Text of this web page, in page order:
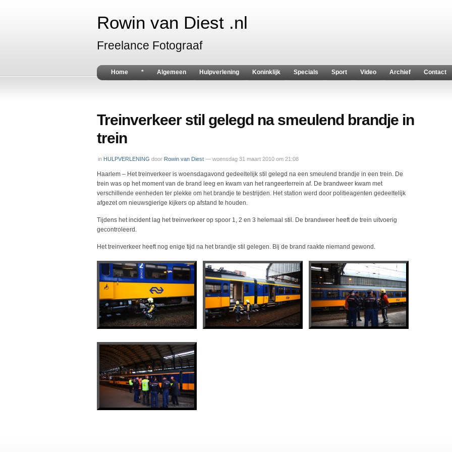
Rowin van Diest .nl
Freelance Fotograaf
Home * Algemeen Hulpverlening Koninklijk Specials Sport Video Archief Contact
Treinverkeer stil gelegd na smeulend brandje in
trein
in HULPVERLENING door Rowin van Diest — woensdag 31 maart 2010 om 21:08
Haarlem – Het treinverkeer is woensdagavond gedeeltelijk stil gelegd na een smeulend brandje in een trein. De
trein was op het moment van de brand leeg en kwam van het rangeerterrein af. De brandweer kwam met
verschillende eenheden ter plekke om het brandje te bestrijden. Het station werd door politieagenten gedeeltelijk
afgezet om nieuwsgierige kijkers op afstand te houden.
Tijdens het incident lag het treinverkeer op spoor 1, 2 en 3 helemaal stil. De brandweer heeft de trein uitvoerig
gecontroleerd.
Het treinverkeer heeft nog enige tijd na het brandje stil gelegen. Bij de brand raakte niemand gewond.